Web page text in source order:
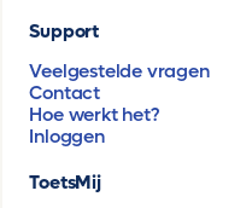
Support
Veelgestelde vragen
Contact
Hoe werkt het?
Inloggen
ToetsMij